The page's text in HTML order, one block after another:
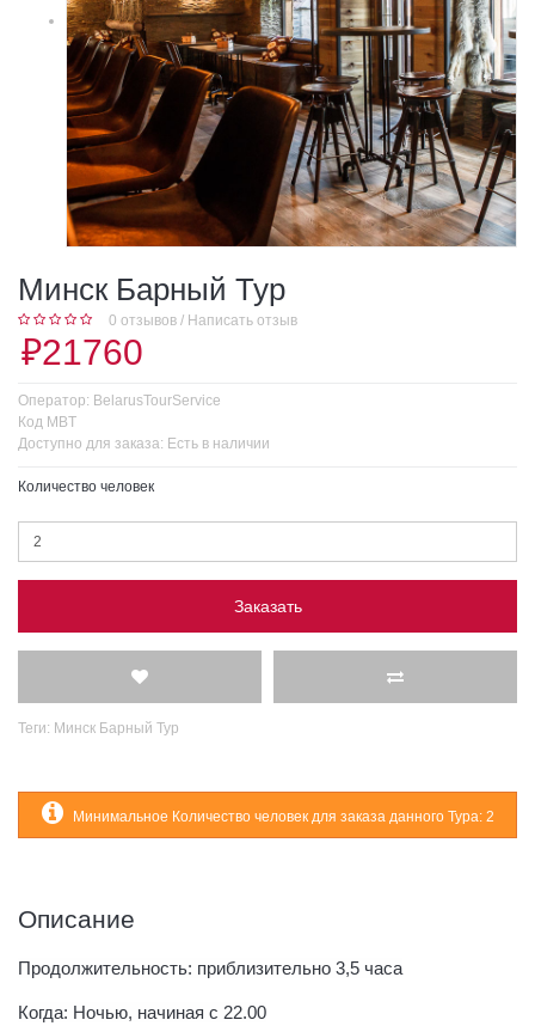
Минск Барный Тур
0 отзывов / Написать отзыв
₽21760
Оператор: BelarusTourService
Код MBT
Доступно для заказа: Есть в наличии
Количество человек
Заказать
Теги: Минск Барный Тур
Минимальное Количество человек для заказа данного Тура: 2
Описание
Продолжительность: приблизительно 3,5 часа
Когда: Ночью, начиная с 22.00